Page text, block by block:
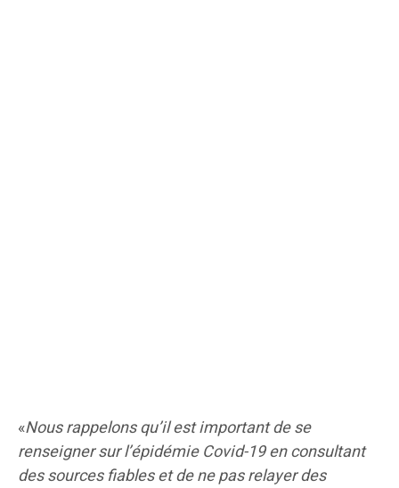
«Nous rappelons qu’il est important de se
renseigner sur l’épidémie Covid-19 en consultant
des sources fiables et de ne pas relayer des